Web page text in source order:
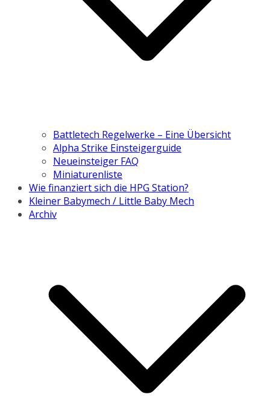
Battletech Regelwerke – Eine Übersicht
Alpha Strike Einsteigerguide
Neueinsteiger FAQ
Miniaturenliste
Wie finanziert sich die HPG Station?
Kleiner Babymech / Little Baby Mech
Archiv